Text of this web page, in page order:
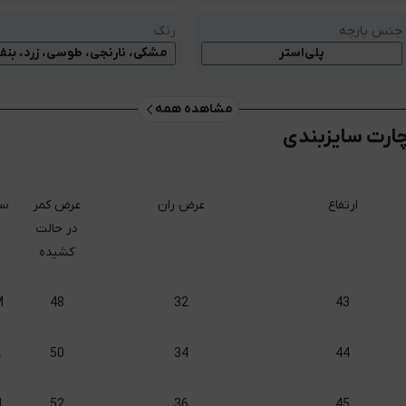
جنس پارچه
پلی‌استر
رنگ
مشکی، نارنجی، طوسی، زرد،
مشاهده همه
سایزبندی
ارتفاع عرض ران
عرض کمر
در حالت
کشیده
43
32
48
44
34
50